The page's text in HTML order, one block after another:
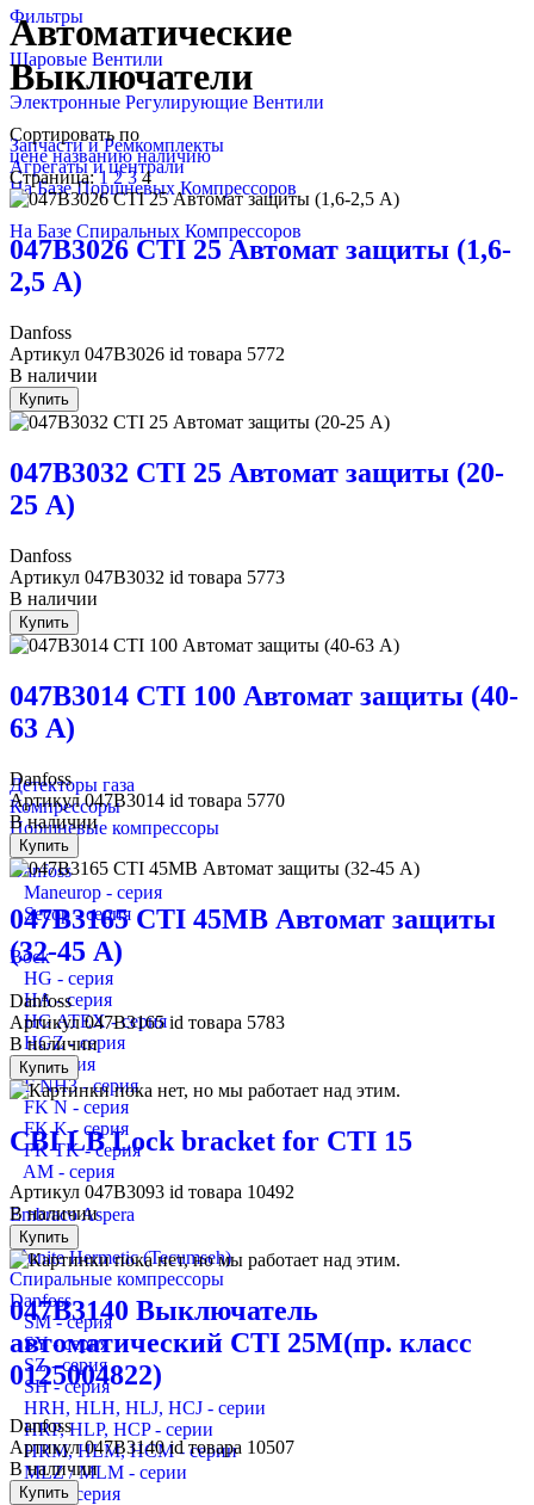
Фильтры
Шаровые Вентили
Электронные Регулирующие Вентили
Запчасти и Ремкомплекты
Агрегаты и централи
На Базе Поршневых Компрессоров
На Базе Спиральных Компрессоров
Детекторы газа
Компрессоры
Поршневые компрессоры
Danfoss
Maneurop - серия
Secop - серия
Bock
HG - серия
HA - серия
HG ATEX - серия
HGZ - серия
F - серия
F NH3 - серия
FK N - серия
FK K - серия
FK TK - серия
AM - серия
Embraco Aspera
Frascold
L`unite Hermetic (Tecumseh)
Спиральные компрессоры
Danfoss
SM - серия
SY - серия
SZ - серия
SH - серия
HRH, HLH, HLJ, HCJ - серии
HRP, HLP, HCP - серии
HRM, HLM, HCM - серии
MLZ / MLM - серии
LLZ - серия
Автоматические
Выключатели
Сортировать по
цененазваниюналичию
Страница:1234
047B3026 CTI 25 Автомат защиты (1,6-
2,5 А)
Danfoss
Артикул 047B3026 id товара 5772
В наличии
Купить
047B3032 CTI 25 Автомат защиты (20-
25 А)
Danfoss
Артикул 047B3032 id товара 5773
В наличии
Купить
047B3014 CTI 100 Автомат защиты (40-
63 А)
Danfoss
Артикул047B3014 id товара 5770
В наличии
Купить
047B3165 CTI 45MB Автомат защиты
(32-45 А)
Danfoss
Артикул047B3165id товара 5783
В наличии
Купить
CBI LB Lock bracket for CTI 15
Артикул 047B3093 id товара 10492
В наличии
Купить
047B3140 Выключатель
автоматический CTI 25M(пр. класс
0125004822)
Danfoss
Артикул047B3140id товара 10507
В наличии
Купить